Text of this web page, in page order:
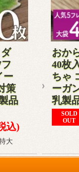
ー
策
品
込)
大
おか
40枚
ちゃ
ーガ
乳製
SOLD
OUT